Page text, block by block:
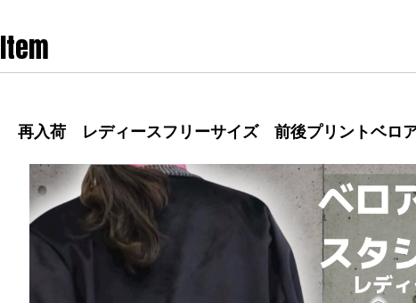
Item
再入荷 レディースフリーサイズ 前後プリントベロ